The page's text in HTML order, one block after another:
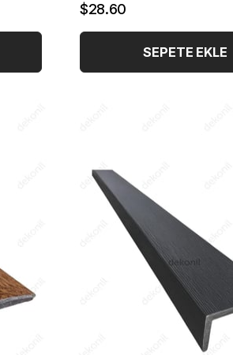
$28.60
SEPETE EKLE